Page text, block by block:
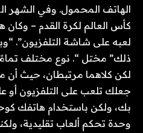
الهاتف المحمول. وفي الشهر
كأس العالم لكرة القدم –
لعبه على شاشة التلفزيون”.
جعلك تلعب على التلفزيون أو
بك، ولكن باستخدام هاتفك
وحدة تحكم ألعاب تقليدية،